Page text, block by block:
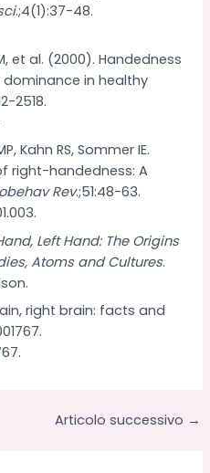
.;4(1):37-48.
et al. (2000). Handedness
in healthy
2518.
Kahn RS, Sommer IE.
right-handedness: A
Rev.;51:48-63.
Left Hand: The Origins
Atoms and Cultures.
right brain: facts and
Articolo successivo →